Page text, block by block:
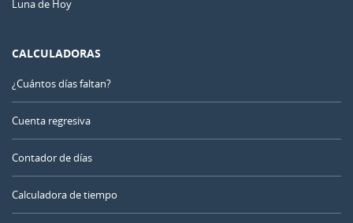
Luna de Hoy
CALCULADORAS
¿Cuántos días faltan?
Cuenta regresiva
Contador de días
Calculadora de tiempo